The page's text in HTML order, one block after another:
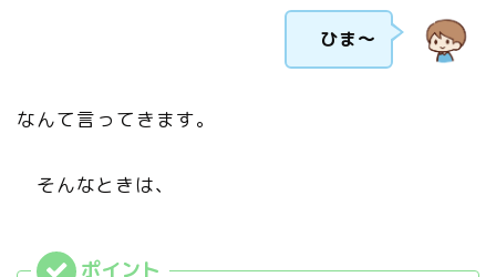
ひま～
なんて言ってきます。
そんなときは、